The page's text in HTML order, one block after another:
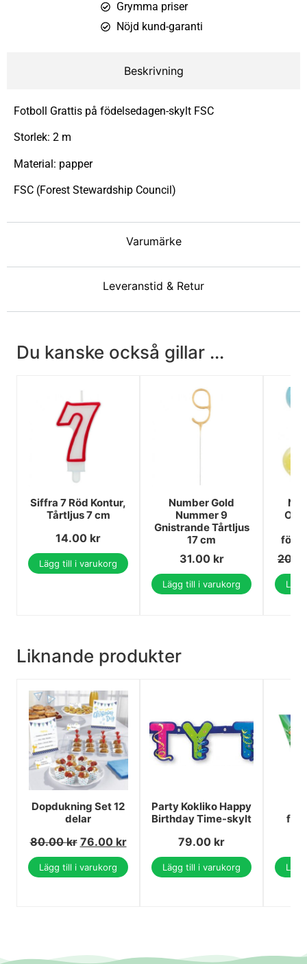
Grymma priser
Nöjd kund-garanti
Beskrivning
Varumärke
Leveranstid & Retur
Fotboll Grattis på födelsedagen-skylt FSC
Storlek: 2 m
Material: papper
FSC (Forest Stewardship Council)
Du kanske också gillar ...
Siffra 7 Röd Kontur,
Tårtljus 7 cm
14.00 kr
Lägg till i varukorg
Number Gold
Nummer 9
Gnistrande Tårtljus
17 cm
31.00 kr
Lägg till i varukorg
Liknande produkter
Dopdukning Set 12
delar
80.00kr 76.00 kr
Lägg till i varukorg
Party Kokliko Happy
Birthday Time-skylt
79.00 kr
Lägg till i varukorg